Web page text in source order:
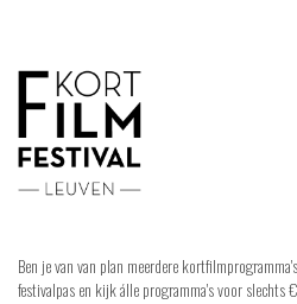
Ben je van van plan meerdere
festivalpas en kijk álle programma's voor slechts